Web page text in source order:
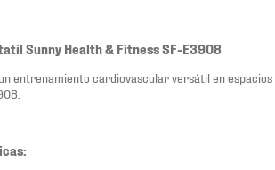
Sunny Health & Fitness SF-E3908
entrenamiento cardiovascular versátil en